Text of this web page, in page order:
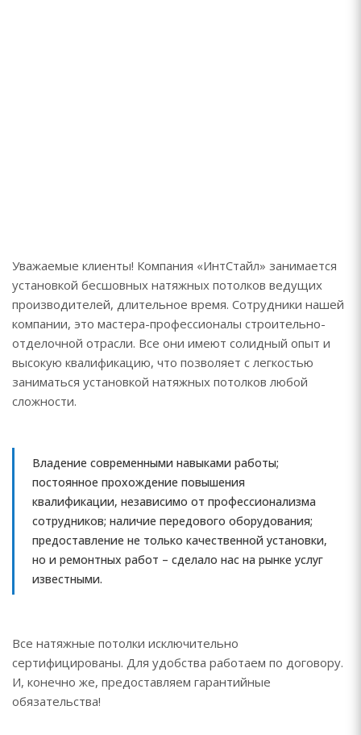
Уважаемые клиенты! Компания «ИнтСтайл» занимается
установкой бесшовных натяжных потолков ведущих
производителей, длительное время. Сотрудники нашей
компании, это мастера-профессионалы строительно-
отделочной отрасли. Все они имеют солидный опыт и
высокую квалификацию, что позволяет с легкостью
заниматься установкой натяжных потолков любой
сложности.
Владение современными навыками работы;
постоянное прохождение повышения
квалификации, независимо от профессионализма
сотрудников; наличие передового оборудования;
предоставление не только качественной установки,
но и ремонтных работ – сделало нас на рынке услуг
известными.
Все натяжные потолки исключительно
сертифицированы. Для удобства работаем по договору.
И, конечно же, предоставляем гарантийные
обязательства!